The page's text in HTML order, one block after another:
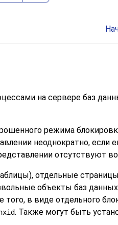
на сервере баз
режима
неоднократно, если
отсутствуют
отдельные
объекты баз данных
того, в виде отдельного
. Также могут быть